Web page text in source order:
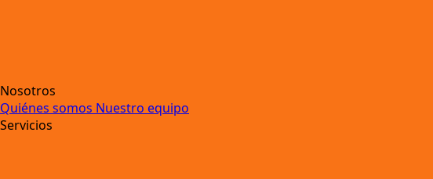
Nosotros
Quiénes somos Nuestro equipo
Servicios